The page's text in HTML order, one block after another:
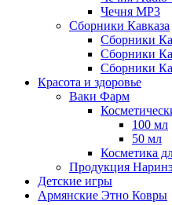
Чечня MP3
Сборники Кавказа
Сборники
Сборники
Сборники
Красота и здоровье
Ваки Фарм
100 мл
50 мл
Косметика
Продукция
Детские игры
Армянские Этно Ковры